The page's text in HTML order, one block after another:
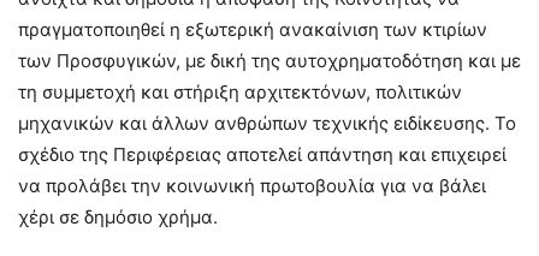
πραγματοποιηθεί η εξωτερική ανακαίνιση των κτιρίων
των Προσφυγικών, με δική της αυτοχρηματοδότηση και με
τη συμμετοχή και στήριξη αρχιτεκτόνων, πολιτικών
μηχανικών και άλλων ανθρώπων τεχνικής ειδίκευσης. Το
σχέδιο της Περιφέρειας αποτελεί απάντηση και επιχειρεί
να προλάβει την κοινωνική πρωτοβουλία για να βάλει
χέρι σε δημόσιο χρήμα.